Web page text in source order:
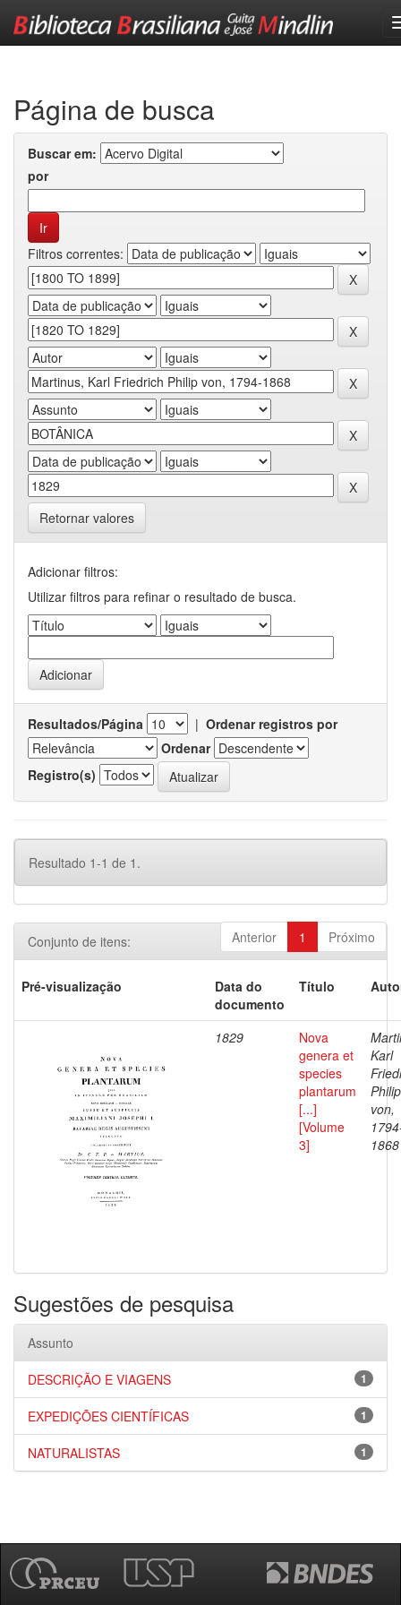
Página de busca
Buscar em:
por
Filtros correntes:
Retornar valores
Adicionar filtros:
Utilizar filtros para refinar o resultado de busca.
Resultados/Página | Ordenar registros por
Ordenar
Registro(s)
Resultado 1-1 de 1.
Anterior 1 Próximo
Conjunto de itens:
Pré-visualização
Data do
documento
Título
1829
Nova
genera et
species
plantarum
[...]
[Volume
3]
Karl
Philip
von,
1868
Sugestões de pesquisa
Assunto
1
DESCRIÇÃO E VIAGENS
1
EXPEDIÇÕES CIENTÍFICAS
1
NATURALISTAS